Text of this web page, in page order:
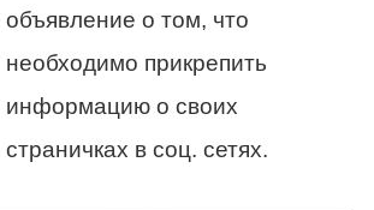
объявление о том, что
необходимо прикрепить
информацию о своих
страничках в соц. сетях.